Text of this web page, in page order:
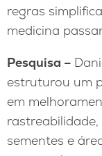
regras
medicina
Pesquisa –
estruturou um
em
sementes e